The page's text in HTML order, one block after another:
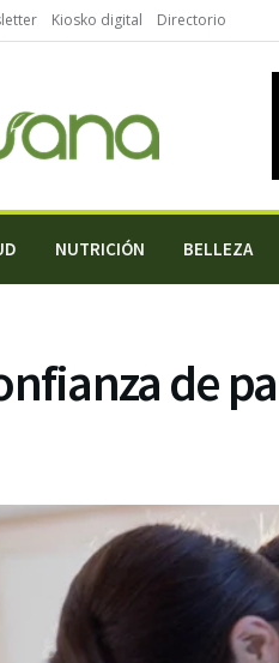
Kiosko digital Directorio
NUTRICIÓN BELLEZA
de